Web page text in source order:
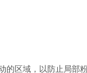
区域，以防止局部粉